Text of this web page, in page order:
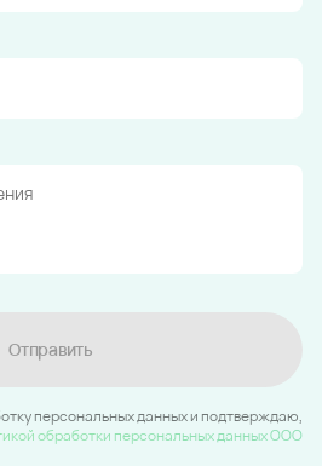
Отправить
персональных данных и подтверждаю,
обработки персональных данных ООО